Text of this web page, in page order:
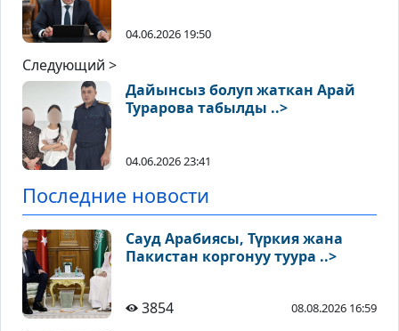
04.06.2026 19:50
Следующий >
Дайынсыз болуп жаткан Арай
Турарова табылды ..>
04.06.2026 23:41
Последние новости
Сауд Арабиясы, Түркия жана
Пакистан коргонуу туура ..>
3854 08.08.2026 16:59